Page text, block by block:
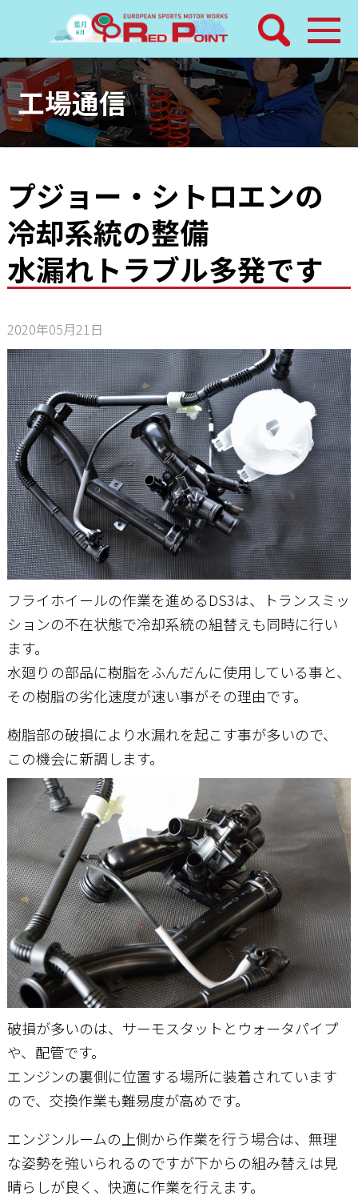
検索
ホーム
トピックス
レッドポイントパーツ
その他サービス
工場通信
お問い合わせ
工場通信
プジョー・シトロエンの
冷却系統の整備
水漏れトラブル多発です
2020年05月21日
フライホイールの作業を進めるDS3は、トランスミッ
ションの不在状態で冷却系統の組替えも同時に行い
ます。
水廻りの部品に樹脂をふんだんに使用している事と、
その樹脂の劣化速度が速い事がその理由です。
樹脂部の破損により水漏れを起こす事が多いので、
この機会に新調します。
破損が多いのは、サーモスタットとウォータパイプ
や、配管です。
エンジンの裏側に位置する場所に装着されています
ので、交換作業も難易度が高めです。
エンジンルームの上側から作業を行う場合は、無理
な姿勢を強いられるのですが下からの組み替えは見
晴らしが良く、快適に作業を行えます。